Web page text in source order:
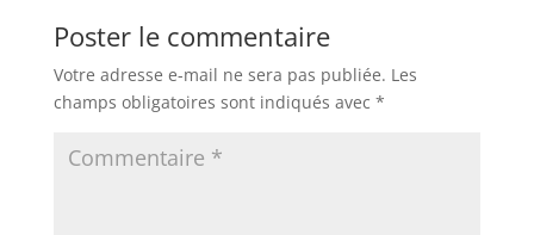
Poster le commentaire
Votre adresse e-mail ne sera pas publiée. Les
champs obligatoires sont indiqués avec *